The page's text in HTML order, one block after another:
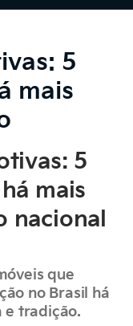
5
mais
5
mais
nacional
que
no Brasil há
e tradição.